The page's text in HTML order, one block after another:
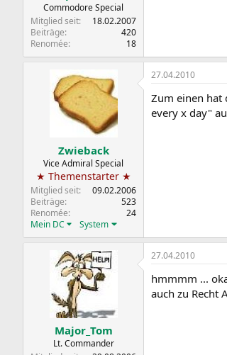
Commodore Special
Mitglied seit
18.02.2007
Beiträge
420
Renomée
18
Zwieback
Vice Admiral Special
★ Themenstarter ★
Mitglied seit
09.02.2006
Beiträge
523
Renomée
24
Mein DC
System
27.04.2010
Zum einen hat
every x day"
Major_Tom
Lt. Commander
27.04.2010
hmmmm ...
auch zu Recht